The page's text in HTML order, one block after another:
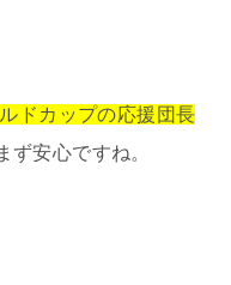
ドカップの応援団長
ず安心ですね。